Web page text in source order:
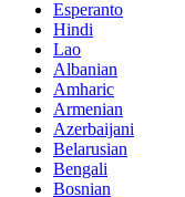
Esperanto
Hindi
Lao
Albanian
Amharic
Armenian
Azerbaijani
Belarusian
Bengali
Bosnian